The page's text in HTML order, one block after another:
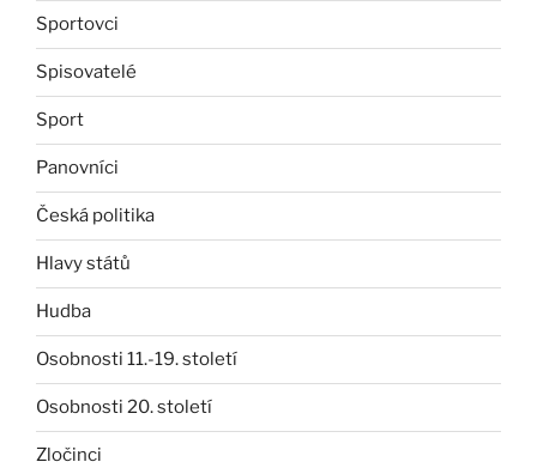
Sportovci
Spisovatelé
Sport
Panovníci
Česká politika
Hlavy států
Hudba
Osobnosti 11.-19. století
Osobnosti 20. století
Zločinci